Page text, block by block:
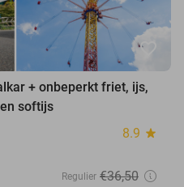
favorite_border
+ onbeperkt friet, ijs,
softijs
8.9 star
Regulier €36,50